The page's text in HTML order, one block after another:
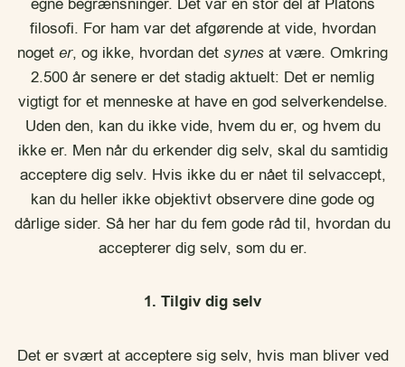
filosofi. For ham var det afgørende at vide, hvordan
noget er, og ikke, hvordan det synes at være. Omkring
2.500 år senere er det stadig aktuelt: Det er nemlig
vigtigt for et menneske at have en god selverkendelse.
Uden den, kan du ikke vide, hvem du er, og hvem du
ikke er. Men når du erkender dig selv, skal du samtidig
acceptere dig selv. Hvis ikke du er nået til selvaccept,
kan du heller ikke objektivt observere dine gode og
dårlige sider. Så her har du fem gode råd til, hvordan du
accepterer dig selv, som du er.
1. Tilgiv dig selv
Det er svært at acceptere sig selv, hvis man bliver ved